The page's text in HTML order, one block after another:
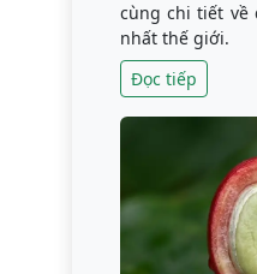
cùng chi tiết về
nhất thế giới.
Đọc tiếp